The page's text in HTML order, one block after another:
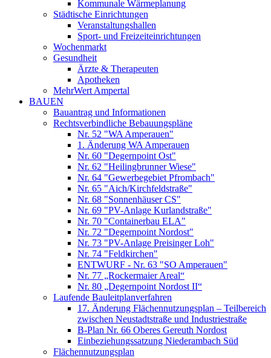
Kommunale Wärmeplanung
Städtische Einrichtungen
Veranstaltungshallen
Sport- und Freizeiteinrichtungen
Wochenmarkt
Gesundheit
Ärzte & Therapeuten
Apotheken
MehrWert Ampertal
BAUEN
Bauantrag und Informationen
Rechtsverbindliche Bebauungspläne
Nr. 52 "WA Amperauen"
1. Änderung WA Amperauen
Nr. 60 "Degernpoint Ost"
Nr. 62 "Heilingbrunner Wiese"
Nr. 64 "Gewerbegebiet Pfrombach"
Nr. 65 "Aich/Kirchfeldstraße"
Nr. 68 "Sonnenhäuser CS"
Nr. 69 "PV-Anlage Kurlandstraße"
Nr. 70 "Containerbau ELA"
Nr. 72 "Degernpoint Nordost"
Nr. 73 "PV-Anlage Preisinger Loh"
Nr. 74 "Feldkirchen"
ENTWURF - Nr. 63 "SO Amperauen"
Nr. 77 „Rockermaier Areal“
Nr. 80 „Degernpoint Nordost II“
Laufende Bauleitplanverfahren
17. Änderung Flächennutzungsplan – Teilbereich
zwischen Neustadtstraße und Industriestraße
B-Plan Nr. 66 Oberes Gereuth Nordost
Einbeziehungssatzung Niederambach Süd
Flächennutzungsplan